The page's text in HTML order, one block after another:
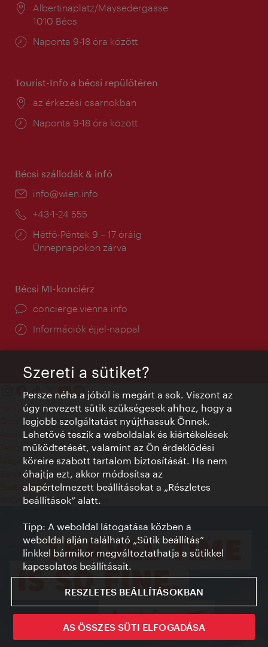
Helyszín:
Albertinaplatz/Maysedergasse
1010 Bécs
Nyitva
Naponta 9-18 óra között
Tourist-Info a bécsi repülőtéren
Helyszín:
az érkezési csarnokban
Nyitva
Naponta 9-18 óra között
Bécsi szállodák & infó
E-
info@wien.info
Telefon:
+43-1-24 555
Nyitva
tartás:
Hétfő-Péntek 9 – 17 óráig
Ünnepnapokon zárva
Bécsi MI-konciérz
concierge.vienna.info
Információk éjjel-nappal
Kapcsolat
Credits
Adatvédelmi nyilatkozat
Terms of Use
Megközelíthetőség
Sajtókapcsolat
Sütik beállítása
© Copyright WienTourismus
Szereti a sütiket?
Persze néha a jóból is megárt a sok. Viszont az
úgy nevezett sütik szükségesek ahhoz, hogy a
legjobb szolgáltatást nyújthassuk Önnek.
Lehetővé teszik a weboldalak és kiértékelések
működtetését, valamint az Ön érdeklődési
köreire szabott tartalom biztosítását. Ha nem
óhajtja ezt, akkor módosítsa az
alapértelmezett beállításokat a „Részletes
beállítások“ alatt.
Tipp: A weboldal látogatása közben a
weboldal alján található „Sütik beállítás”
linkkel bármikor megváltoztathatja a sütikkel
kapcsolatos beállításait.
RESZLETES BEÁLLÍTÁSOKBAN
AS ÖSSZES SÜTI ELFOGADÁSA